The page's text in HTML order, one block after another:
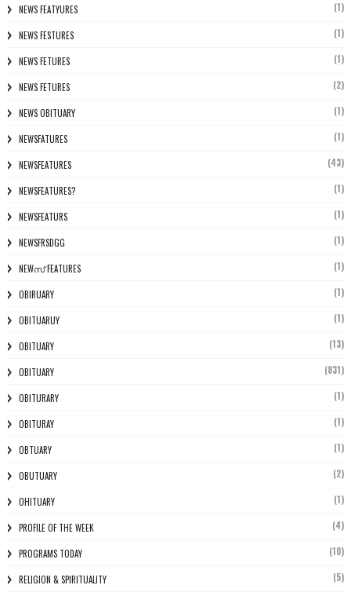
NEWS FEATYURES (1)
NEWS FESTURES (1)
NEWS FETURES (1)
NEWS FETURES (2)
NEWS OBITUARY (1)
NEWSFATURES (1)
NEWSFEATURES (43)
NEWSFEATURES? (1)
NEWSFEATURS (1)
NEWSFRSDGG (1)
NEWസ് FEATURES (1)
OBIRUARY (1)
OBITUARUY (1)
OBITUARY (13)
OBITUARY (831)
OBITURARY (1)
OBITURAY (1)
OBTUARY (1)
OBUTUARY (2)
OHITUARY (1)
PROFILE OF THE WEEK (4)
PROGRAMS TODAY (10)
RELIGION & SPIRITUALITY (5)